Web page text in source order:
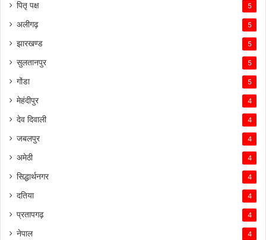
पितृ पक्ष 5
अलीगढ़ 5
झारखण्ड 5
सुलतानपुर 5
गोंडा 5
मेहंदीपुर 4
देव दिवाली 4
जबलपुर 4
अमेठी 4
सिद्धार्थनगर 4
दतिया 4
प्रतापगढ़ 4
नेपाल 4